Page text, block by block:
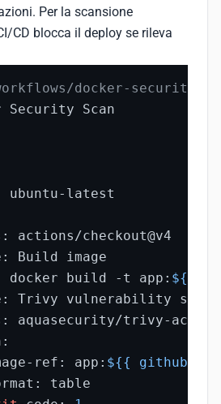
Per la scansione
CD blocca il deploy se rileva
docker-
Security Scan
ubuntu-latest
actions/checkout@v4
Build image
docker build -t app:
${{
Trivy vulnerability scan
aquasecurity/trivy-
ref: app:
${{
table